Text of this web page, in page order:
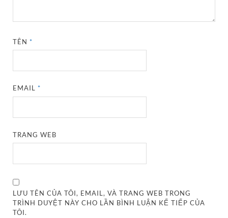
TÊN*
EMAIL*
TRANG WEB
LƯU TÊN CỦA TÔI, EMAIL, VÀ TRANG WEB TRONG
TRÌNH DUYỆT NÀY CHO LẦN BÌNH LUẬN KẾ TIẾP CỦA
TÔI.